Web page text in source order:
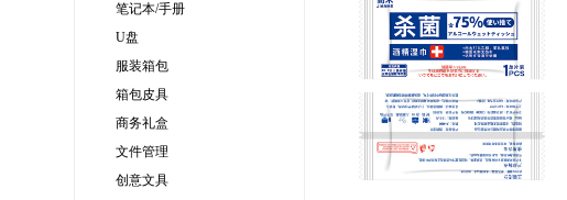
笔记本/手册
U盘
服装箱包
箱包皮具
商务礼盒
文件管理
创意文具